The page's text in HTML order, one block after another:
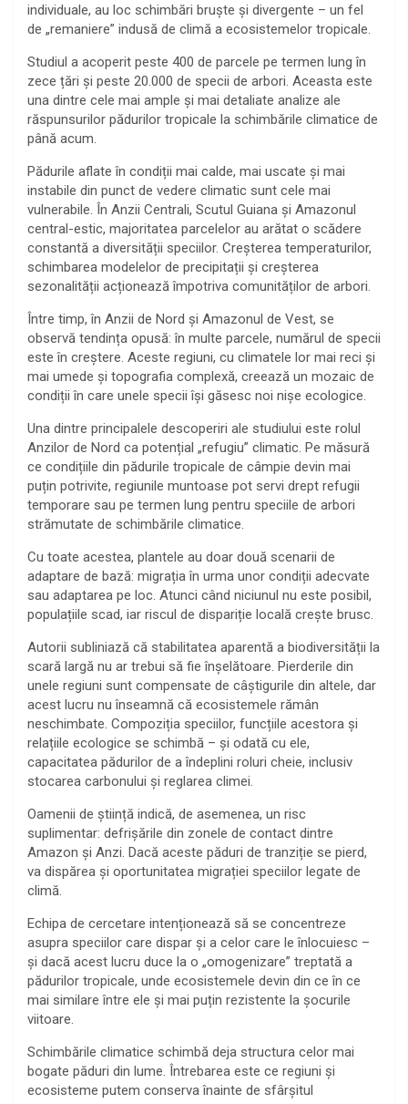
individuale, au loc schimbări bruște și divergente – un fel
de „remaniere” indusă de climă a ecosistemelor tropicale.
Studiul a acoperit peste 400 de parcele pe termen lung în
zece țări și peste 20.000 de specii de arbori. Aceasta este
una dintre cele mai ample și mai detaliate analize ale
răspunsurilor pădurilor tropicale la schimbările climatice de
până acum.
Pădurile aflate în condiții mai calde, mai uscate și mai
instabile din punct de vedere climatic sunt cele mai
vulnerabile. În Anzii Centrali, Scutul Guiana și Amazonul
central-estic, majoritatea parcelelor au arătat o scădere
constantă a diversității speciilor. Creșterea temperaturilor,
schimbarea modelelor de precipitații și creșterea
sezonalității acționează împotriva comunităților de arbori.
Între timp, în Anzii de Nord și Amazonul de Vest, se
observă tendința opusă: în multe parcele, numărul de specii
este în creștere. Aceste regiuni, cu climatele lor mai reci și
mai umede și topografia complexă, creează un mozaic de
condiții în care unele specii își găsesc noi nișe ecologice.
Una dintre principalele descoperiri ale studiului este rolul
Anzilor de Nord ca potențial „refugiu” climatic. Pe măsură
ce condițiile din pădurile tropicale de câmpie devin mai
puțin potrivite, regiunile muntoase pot servi drept refugii
temporare sau pe termen lung pentru speciile de arbori
strămutate de schimbările climatice.
Cu toate acestea, plantele au doar două scenarii de
adaptare de bază: migrația în urma unor condiții adecvate
sau adaptarea pe loc. Atunci când niciunul nu este posibil,
populațiile scad, iar riscul de dispariție locală crește brusc.
Autorii subliniază că stabilitatea aparentă a biodiversității la
scară largă nu ar trebui să fie înșelătoare. Pierderile din
unele regiuni sunt compensate de câștigurile din altele, dar
acest lucru nu înseamnă că ecosistemele rămân
neschimbate. Compoziția speciilor, funcțiile acestora și
relațiile ecologice se schimbă – și odată cu ele,
capacitatea pădurilor de a îndeplini roluri cheie, inclusiv
stocarea carbonului și reglarea climei.
Oamenii de știință indică, de asemenea, un risc
suplimentar: defrișările din zonele de contact dintre
Amazon și Anzi. Dacă aceste păduri de tranziție se pierd,
va dispărea și oportunitatea migrației speciilor legate de
climă.
Echipa de cercetare intenționează să se concentreze
asupra speciilor care dispar și a celor care le înlocuiesc –
și dacă acest lucru duce la o „omogenizare” treptată a
pădurilor tropicale, unde ecosistemele devin din ce în ce
mai similare între ele și mai puțin rezistente la șocurile
viitoare.
Schimbările climatice schimbă deja structura celor mai
bogate păduri din lume. Întrebarea este ce regiuni și
ecosisteme putem conserva înainte de sfârșitul